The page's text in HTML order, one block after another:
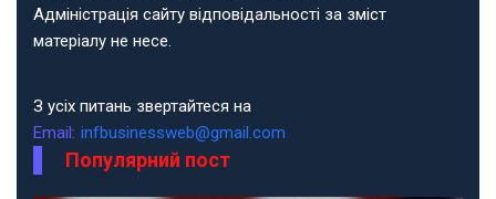
Адміністрація сайту відповідальності за зміст
матеріалу не несе.
З усіх питань звертайтеся на
Email: infbusinessweb@gmail.com
Популярний пост